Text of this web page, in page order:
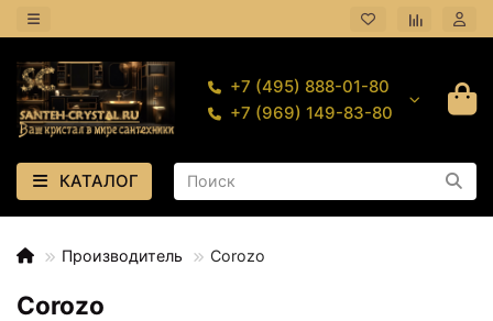
+7 (495) 888-01-80
+7 (969) 149-83-80
КАТАЛОГ
Производитель Corozo
Corozo